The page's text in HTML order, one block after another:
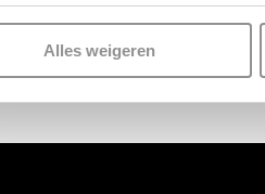
Uw apparaat identificeren door
over hoe uw persoonlijke
Alles weigeren
het nou
De